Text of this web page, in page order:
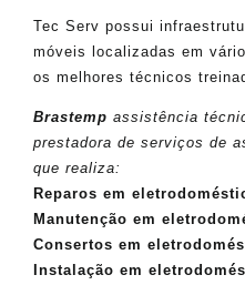
Tec Serv possui
móveis localizadas em
os melhores técnicos
Brastemp assistência
prestadora de serviços de
que realiza:
Reparos em
Manutenção em
Consertos em
Instalação em